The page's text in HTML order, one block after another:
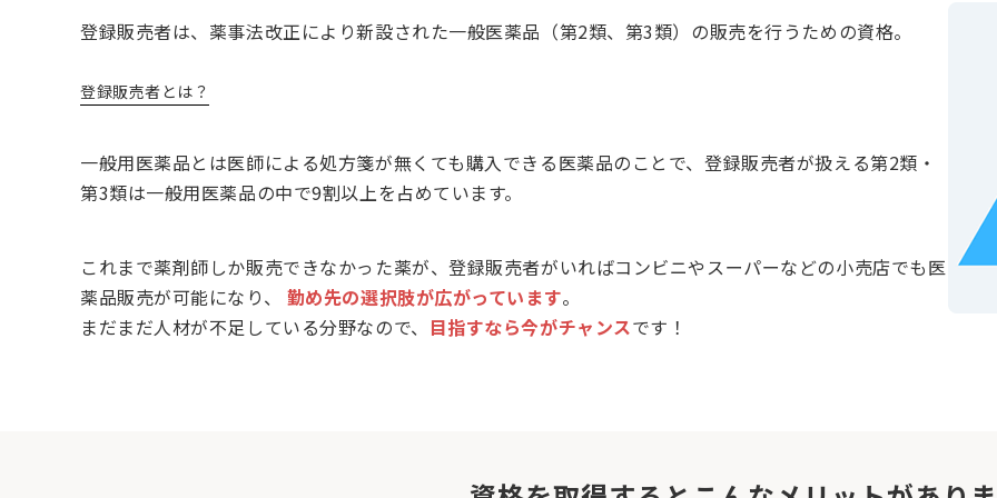
登録販売者は、薬事法改正により新設された一般医薬品（第2類、第3類）の販売を行うための資格。
登録販売者とは？
一般用医薬品とは医師による処方箋が無くても購入できる医薬品のことで、登録販売者が扱える第2類・
第3類は一般用医薬品の中で9割以上を占めています。
これまで薬剤師しか販売できなかった薬が、登録販売者がいればコンビニやスーパーなどの小売店でも医
薬品販売が可能になり、 勤め先の選択肢が広がっています。
まだまだ人材が不足している分野なので、 目指すなら今がチャンスです！